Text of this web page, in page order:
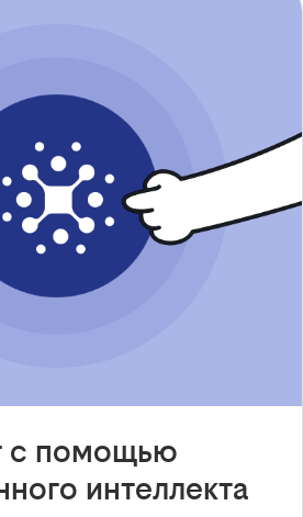
с помощью
интеллекта